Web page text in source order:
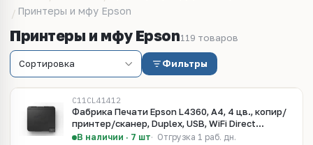
Принтеры и мфу Epson
Принтеры и мфу Epson119 товаров
Фильтры
C11CL41412
Фабрика Печати Epson L4360, А4, 4 цв., копир/
принтер/сканер, Duplex, USB, WiFi Direct
(C11CL41412)
В наличии · 7 шт Отгрузка 1 раб. дн.